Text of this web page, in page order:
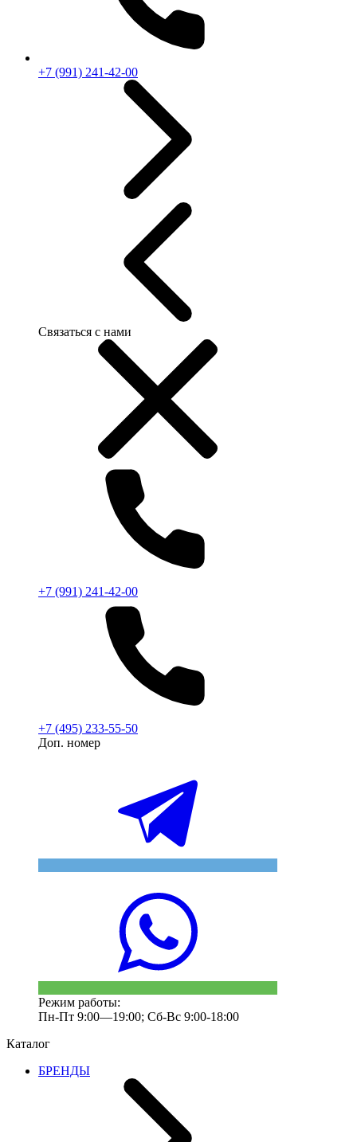
+7 (991) 241-42-00
Связаться с нами
+7 (991) 241-42-00
+7 (495) 233-55-50
Доп. номер
Режим работы:
Пн-Пт 9:00—19:00; Сб-Вс 9:00-18:00
Каталог
БРЕНДЫ